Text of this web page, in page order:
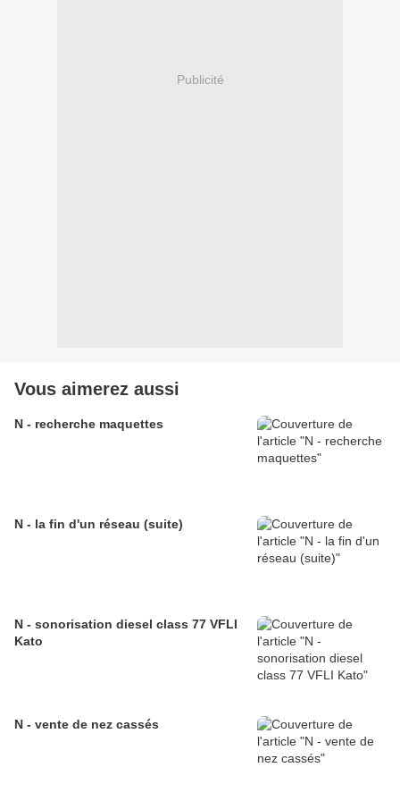
Publicité
Vous aimerez aussi
N - recherche maquettes
N - la fin d'un réseau (suite)
N - sonorisation diesel class 77 VFLI
Kato
N - vente de nez cassés